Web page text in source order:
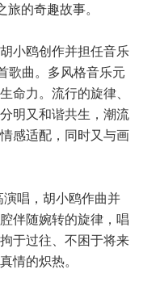
旅的奇趣故事。
小鸥创作并担任音乐
歌曲。多风格音乐元
命力。流行的旋律、
明又和谐共生，潮流
感适配，同时又与画
演唱，胡小鸥作曲并
伴随婉转的旋律，唱
于过往、不困于将来
情的炽热。